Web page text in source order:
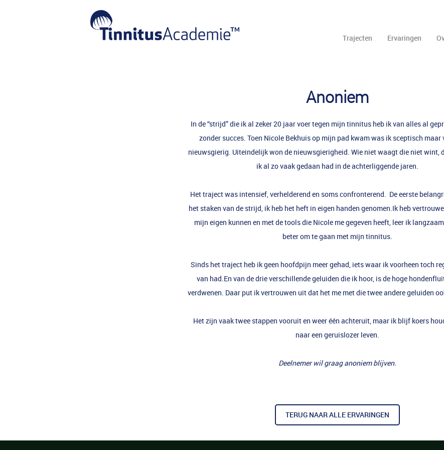
Trajecten Ervaringen
Anoniem
In de “strijd” die ik al zeker 20 jaar voer tegen mijn tinnitus heb ik van alles al
zonder succes. Toen Nicole Bekhuis op mijn pad kwam was ik sceptisch maar
nieuwsgierig. Uiteindelijk won de nieuwsgierigheid. Wie niet waagt die niet wint,
ik al zo vaak gedaan had in de achterliggende jaren.
Het traject was intensief, verhelderend en soms confronterend. De eerste
het staken van de strijd, ik heb het heft in eigen handen genomen.Ik heb
mijn eigen kunnen en met de tools die Nicole me gegeven heeft, leer ik
beter om te gaan met mijn tinnitus.
Sinds het traject heb ik geen hoofdpijn meer gehad, iets waar ik voorheen toch
van had.En van de drie verschillende geluiden die ik hoor, is de hoge
verdwenen. Daar put ik vertrouwen uit dat het me met die twee andere geluiden
Het zijn vaak twee stappen vooruit en weer één achteruit, maar ik blijf koers
naar een geruislozer leven.
Deelnemer wil graag anoniem blijven.
TERUG NAAR ALLE ERVARINGEN